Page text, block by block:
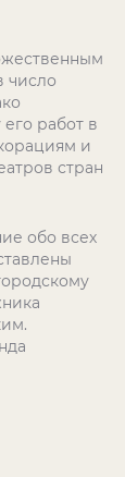
число
работ в
и
стран
обо всех